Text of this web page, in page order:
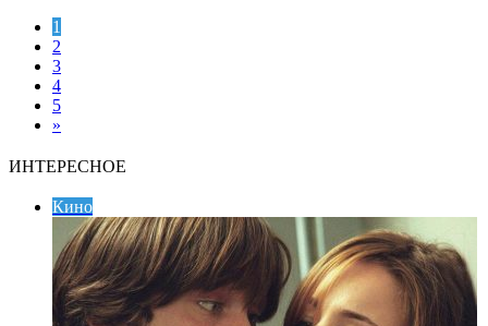
1
2
3
4
5
»
ИНТЕРЕСНОЕ
Кино